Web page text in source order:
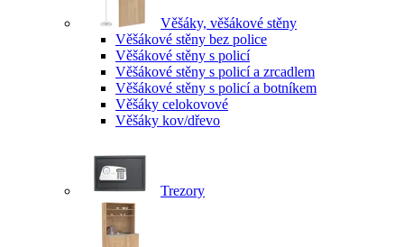
Věšáky, věšákové stěny
Věšákové stěny bez police
Věšákové stěny s policí
Věšákové stěny s policí a zrcadlem
Věšákové stěny s policí a botníkem
Věšáky celokovové
Věšáky kov/dřevo
Trezory